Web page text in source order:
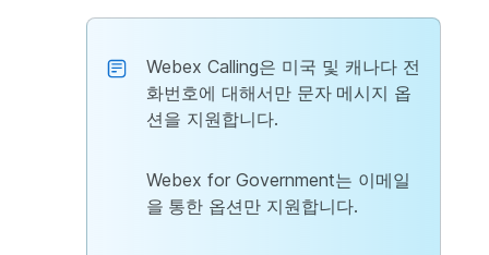
Webex Calling은 미국 및 캐나다 전
화번호에 대해서만 문자 메시지 옵
션을 지원합니다.
Webex for Government는 이메일
을 통한 옵션만 지원합니다.